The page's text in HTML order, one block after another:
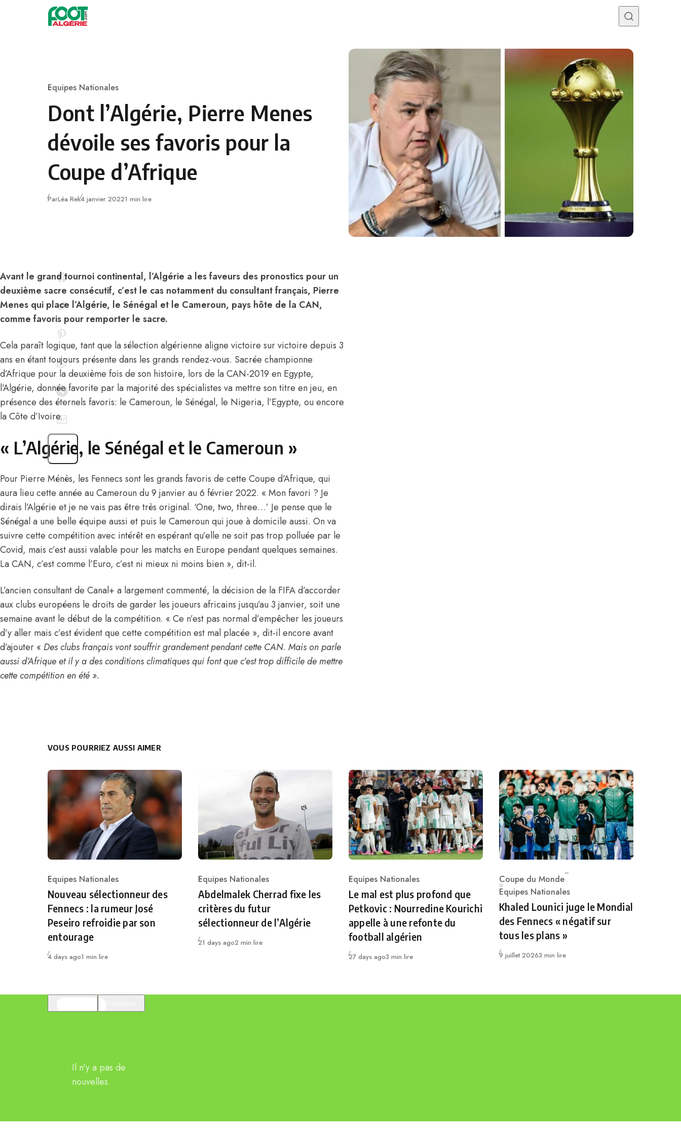
Skip to content
Category
Equipes Nationales
Dont l’Algérie, Pierre Menes
dévoile ses favoris pour la
Coupe d’Afrique
ParLéa RekPublié
4 janvier 20221 min lire
Avant le grand tournoi continental, l’Algérie a les faveurs des pronostics pour un
deuxième sacre consécutif, c’est le cas notamment du consultant français, Pierre
Menes qui place l’Algérie, le Sénégal et le Cameroun, pays hôte de la CAN,
comme favoris pour remporter le sacre.
Cela paraît logique, tant que la sélection algérienne aligne victoire sur victoire depuis 3
ans en étant toujours présente dans les grands rendez-vous. Sacrée championne
d’Afrique pour la deuxième fois de son histoire, lors de la CAN-2019 en Egypte,
l’Algérie, donnée favorite par la majorité des spécialistes va mettre son titre en jeu, en
présence des éternels favoris: le Cameroun, le Sénégal, le Nigeria, l’Egypte, ou encore
la Côte d’Ivoire.
« L’Algérie, le Sénégal et le Cameroun »
Pour Pierre Ménès, les Fennecs sont les grands favoris de cette Coupe d’Afrique, qui
aura lieu cette année au Cameroun du 9 janvier au 6 février 2022. « Mon favori ? Je
dirais l’Algérie et je ne vais pas être très original. ‘One, two, three…’ Je pense que le
Sénégal a une belle équipe aussi et puis le Cameroun qui joue à domicile aussi. On va
suivre cette compétition avec intérêt en espérant qu’elle ne soit pas trop polluée par le
Covid, mais c’est aussi valable pour les matchs en Europe pendant quelques semaines.
La CAN, c’est comme l’Euro, c’est ni mieux ni moins bien », dit-il.
L’ancien consultant de Canal+ a largement commenté, la décision de la FIFA d’accorder
aux clubs européens le droits de garder les joueurs africains jusqu’au 3 janvier, soit une
semaine avant le début de la compétition. « Ce n’est pas normal d’empêcher les joueurs
d’y aller mais c’est évident que cette compétition est mal placée », dit-il encore avant
d’ajouter « Des clubs français vont souffrir grandement pendant cette CAN. Mais on parle
aussi d’Afrique et il y a des conditions climatiques qui font que c’est trop difficile de mettre
cette compétition en été ».
VOUS POURRIEZ AUSSI AIMER
Category
Equipes Nationales
Nouveau sélectionneur des
Fennecs : la rumeur José
Peseiro refroidie par son
entourage
Publié
4 days ago1 min lire
Category
Equipes Nationales
Abdelmalek Cherrad fixe les
critères du futur
sélectionneur de l’Algérie
Publié
21 days ago2 min lire
Category
Equipes Nationales
Le mal est plus profond que
Petkovic : Nourredine Kourichi
appelle à une refonte du
football algérien
Publié
27 days ago3 min lire
Category
Coupe du Monde
Equipes Nationales
Khaled Lounici juge le Mondial
des Fennecs « négatif sur
tous les plans »
Publié
9 juillet 20263 min lire
Il n'y a pas de
nouvelles.